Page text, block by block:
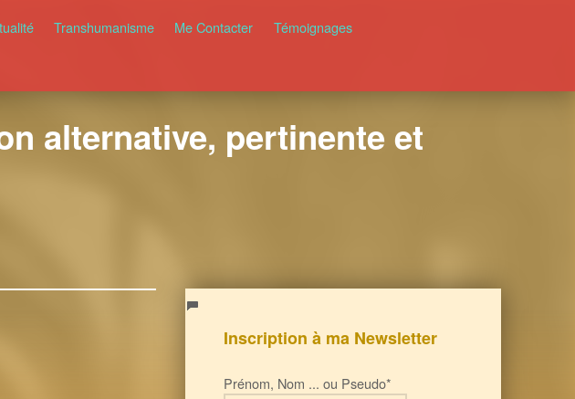
Transhumanisme Me Contacter Témoignages
alternative, pertinente et
Inscription à ma Newsletter
Prénom, Nom ... ou Pseudo*